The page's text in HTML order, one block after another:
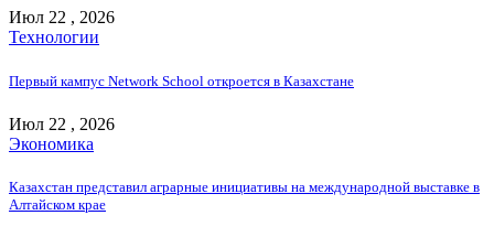
Июл 22 , 2026
Технологии
Первый кампус Network School откроется в Казахстане
Июл 22 , 2026
Экономика
Казахстан представил аграрные инициативы на международной выставке в
Алтайском крае